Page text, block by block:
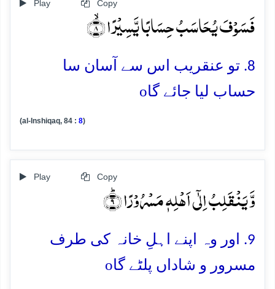
Play Copy
فَسَوۡفَ یُحَاسَبُ حِسَابًا یَّسِیۡرًا ۙ﴿۸﴾
8. تو عنقریب اس سے آسان سا
حساب لیا جائے گاo
(al-Inshiqaq, 84 : 8)
Play Copy
وَّ یَنۡقَلِبُ اِلٰۤی اَہۡلِہٖ مَسۡرُوۡرًا ؕ﴿۹﴾
9. اور وہ اپنے اہلِ خانہ کی طرف
مسرور و شاداں پلٹے گاo